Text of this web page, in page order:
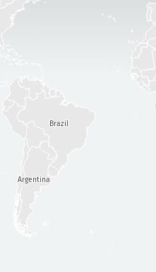
Argentina
Brazil